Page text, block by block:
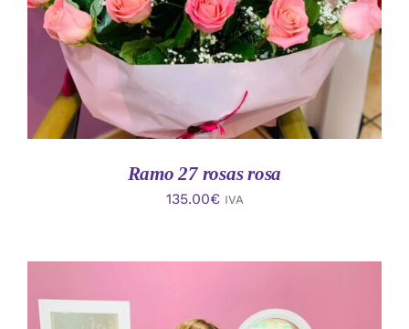
Ramo 27 rosas rosa
135.00€ IVA